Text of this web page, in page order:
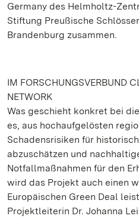
Germany des Helmholtz-
Stiftung Preußische
Brandenburg zusammen.
IM FORSCHUNGSVERBUND
NETWORK
Was geschieht konkret bei
es, aus hochaufgelösten
Schadensrisiken für
abzuschätzen und
Notfallmaßnahmen für den
wird das Projekt auch einen
Europäischen Green Deal
Projektleiterin Dr. Johanna